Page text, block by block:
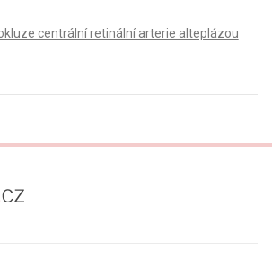
centrální retinální arterie alteplázou